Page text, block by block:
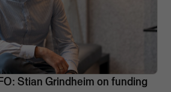
Stian Grindheim on funding